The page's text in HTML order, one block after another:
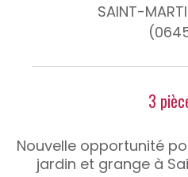
SAINT-
3
Nouvelle opportunité
jardin et grange à